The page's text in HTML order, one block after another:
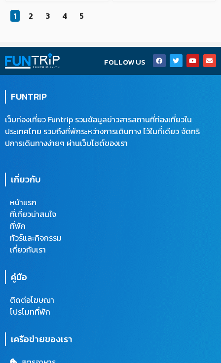
1 2 3 4 5
FOLLOW US F
a
c
e
T
w
i
t
Y
o
u
t
E
n
v
e
FUNTRIP
เว็บท่องเที่ยว Funtrip รวมข้อมูลข่าวสารสถานที่ท่องเที่ยวใน
ประเทศไทย รวมถึงที่พักระหว่างการเดินทาง ไว้ในที่เดียว จัดทริ
ปการเดินทางง่ายๆ ผ่านเว็บไซต์ของเรา
เกี่ยวกับ
หน้าแรก
ที่เที่ยวน่าสนใจ
ที่พัก
ทัวร์และกิจกรรม
เกี่ยวกับเรา
คู่มือ
ติดต่อโฆษณา
โปรโมทที่พัก
เครือข่ายของเรา